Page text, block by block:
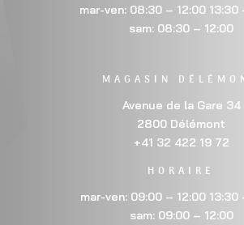
mar-ven: 08:30 – 12:00 13:30
sam: 08:30 – 12:00
MAGASIN
Avenue de la Gare 34
2800 Délémont
+41 32 422 19 72
HORAIRE
mar-ven: 09:00 – 12:00 13:30
sam: 09:00 – 12:00